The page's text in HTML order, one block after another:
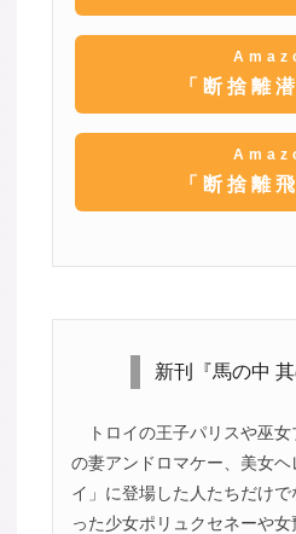
「断捨離
「断捨離
新刊『馬の中 其
トロイの王子パリスや巫
の妻アンドロマケー、美女
イ」に登場した人たちだけ
った少女ポリュクセネーや